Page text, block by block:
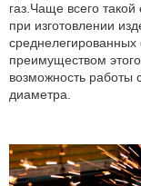
газ.Чаще всего
при изготовлении
преимуществом
возможность
диаметра.